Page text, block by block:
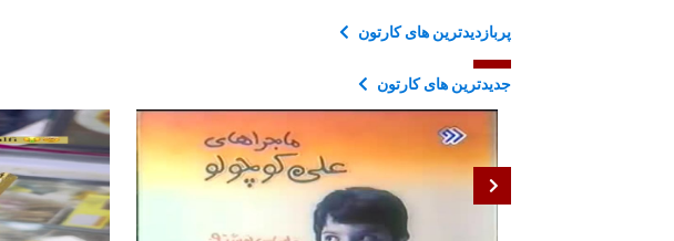
پربازدیدترین های کارتون
جدیدترین های کارتون